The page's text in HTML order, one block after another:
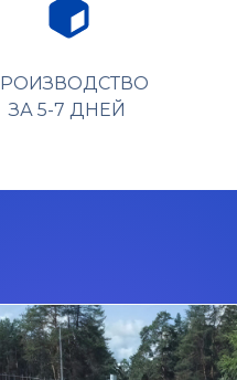
ЗА 5-7 ДНЕЙ